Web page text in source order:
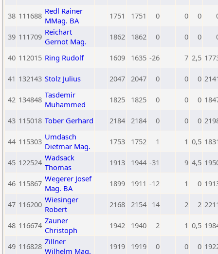
38 111688 Redl Rainer
MMag. BA
1751 1751 0 0 0
39 111709 Reichart
Gernot Mag.
1862 1862 0 0 0
40 112015 Ring Rudolf 1609 1635 -26 7 2,5
41 132143 Stolz Julius 2047 2047 0 0 0
42 134848 Tasdemir
Muhammed
1825 1825 0 0 0
43 115018 Tober Gerhard 2184 2184 0 0 0
44 115303 Umdasch
Dietmar Mag.
1753 1752 1 1 0,5
45 122524 Wadsack
Thomas
1913 1944 -31 9 4,5
46 115867 Wegerer Josef
Mag. BA
1899 1911 -12 1 0
47 116200 Wiesinger
Robert
2168 2154 14 2 2
48 116674 Zauner
Christoph
1942 1940 2 1 0,5
49 116828 Zillner
Wilhelm Mag.
1919 1919 0 0 0